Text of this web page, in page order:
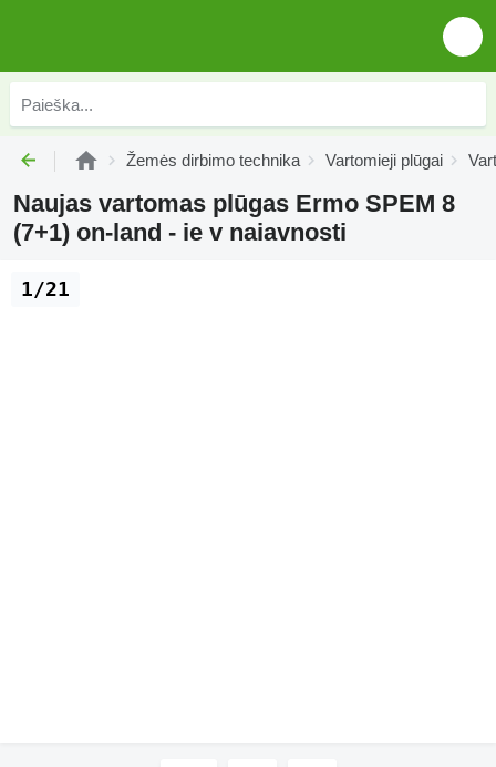
Žemės dirbimo technika Vartomieji plūgai
Naujas vartomas plūgas Ermo SPEM 8
(7+1) on-land - ie v naiavnosti
1/21